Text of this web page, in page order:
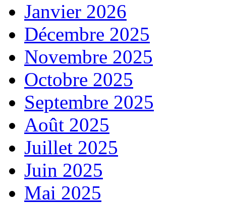
Janvier 2026
Décembre 2025
Novembre 2025
Octobre 2025
Septembre 2025
Août 2025
Juillet 2025
Juin 2025
Mai 2025